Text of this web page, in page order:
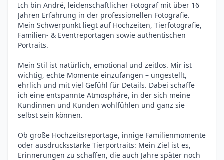
Ich bin André, leidenschaftlicher Fotograf mit über 16
Jahren Erfahrung in der professionellen Fotografie.
Mein Schwerpunkt liegt auf Hochzeiten, Tierfotografie,
Familien- & Eventreportagen sowie authentischen
Portraits.
Mein Stil ist natürlich, emotional und zeitlos. Mir ist
wichtig, echte Momente einzufangen – ungestellt,
ehrlich und mit viel Gefühl für Details. Dabei schaffe
ich eine entspannte Atmosphäre, in der sich meine
Kundinnen und Kunden wohlfühlen und ganz sie
selbst sein können.
Ob große Hochzeitsreportage, innige Familienmomente
oder ausdrucksstarke Tierportraits: Mein Ziel ist es,
Erinnerungen zu schaffen, die auch Jahre später noch